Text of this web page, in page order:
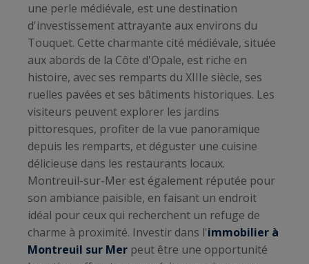
une perle médiévale, est une destination
d'investissement attrayante aux environs du
Touquet. Cette charmante cité médiévale, située
aux abords de la Côte d'Opale, est riche en
histoire, avec ses remparts du XIIIe siècle, ses
ruelles pavées et ses bâtiments historiques. Les
visiteurs peuvent explorer les jardins
pittoresques, profiter de la vue panoramique
depuis les remparts, et déguster une cuisine
délicieuse dans les restaurants locaux.
Montreuil-sur-Mer est également réputée pour
son ambiance paisible, en faisant un endroit
idéal pour ceux qui recherchent un refuge de
charme à proximité. Investir dans l'immobilier à
Montreuil sur Mer peut être une opportunité